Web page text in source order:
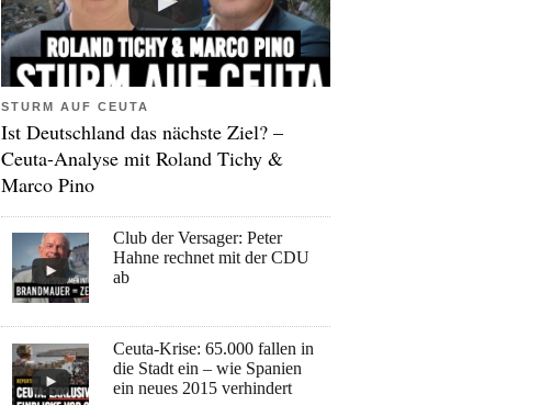
STURM AUF CEUTA
Ist Deutschland das nächste Ziel? –
Ceuta-Analyse mit Roland Tichy &
Marco Pino
Club der Versager: Peter
Hahne rechnet mit der CDU
ab
Ceuta-Krise: 65.000 fallen in
die Stadt ein – wie Spanien
ein neues 2015 verhindert